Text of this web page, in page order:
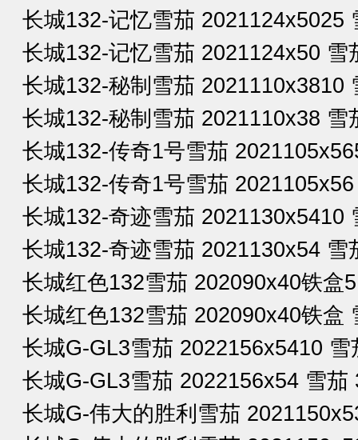
长城132-记忆雪茄 2021124x5025
长城132-记忆雪茄 2021124x50 雪
长城132-秘制雪茄 2021110x3810
长城132-秘制雪茄 2021110x38 雪
长城132-传奇1号雪茄
长城132-传奇1号雪茄
长城132-奇迹雪茄 2021130x5410
长城132-奇迹雪茄 2021130x54 雪
长城红色132雪茄 202090x40铁盒
长城红色132雪茄 202090x40铁盒
长城G-GL3雪茄 2022156x5410 雪
长城G-GL3雪茄 2022156x54 雪茄
长城G-伟大的胜利雪茄